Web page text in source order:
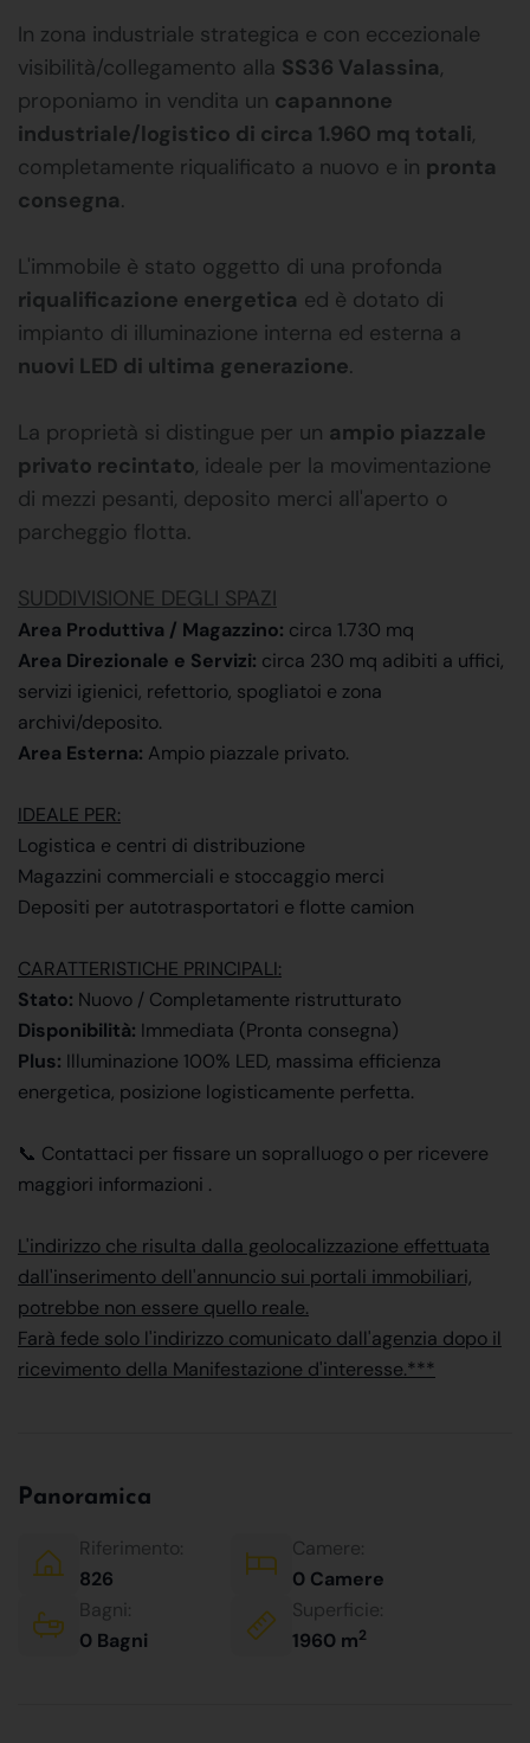
In zona industriale strategica e con eccezionale
visibilità/collegamento alla SS36 Valassina,
proponiamo in vendita un capannone
industriale/logistico di circa 1.960 mq totali,
completamente riqualificato a nuovo e in pronta
consegna.
L'immobile è stato oggetto di una profonda
riqualificazione energetica ed è dotato di
impianto di illuminazione interna ed esterna a
nuovi LED di ultima generazione.
La proprietà si distingue per un ampio piazzale
privato recintato, ideale per la movimentazione
di mezzi pesanti, deposito merci all'aperto o
parcheggio flotta.
SUDDIVISIONE DEGLI SPAZI
Area Produttiva / Magazzino: circa 1.730 mq
Area Direzionale e Servizi: circa 230 mq adibiti a uffici,
servizi igienici, refettorio, spogliatoi e zona
archivi/deposito.
Area Esterna: Ampio piazzale privato.
IDEALE PER:
Logistica e centri di distribuzione
Magazzini commerciali e stoccaggio merci
Depositi per autotrasportatori e flotte camion
CARATTERISTICHE PRINCIPALI:
Stato: Nuovo / Completamente ristrutturato
Disponibilità: Immediata (Pronta consegna)
Plus: Illuminazione 100% LED, massima efficienza
energetica, posizione logisticamente perfetta.
📞 Contattaci per fissare un sopralluogo o per ricevere
maggiori informazioni .
L'indirizzo che risulta dalla geolocalizzazione effettuata
dall'inserimento dell'annuncio sui portali immobiliari,
potrebbe non essere quello reale.
Farà fede solo l'indirizzo comunicato dall'agenzia dopo il
ricevimento della Manifestazione d'interesse.***
Panoramica
Riferimento:
826
Camere:
0 Camere
Bagni:
0 Bagni
Superficie:
1960 m2